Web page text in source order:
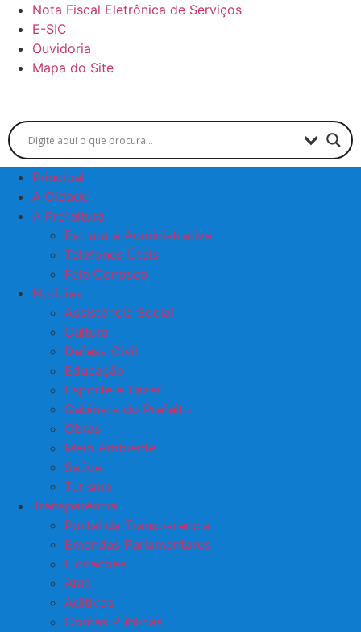
Skip
content
Nota Fiscal Eletrônica de Serviços
E-SIC
Ouvidoria
Mapa do Site
Principal
A Cidade
A Prefeitura
Estrutura Administrativa
Telefones Úteis
Fale Conosco
Notícias
Assistência Social
Cultura
Defesa Civil
Educação
Esporte e Lazer
Gabinete do Prefeito
Obras
Meio Ambiente
Saúde
Turismo
Transparência
Portal da Transparencia
Emendas Parlamentares
Licitações
Atas
Aditivos
Contas Públicas